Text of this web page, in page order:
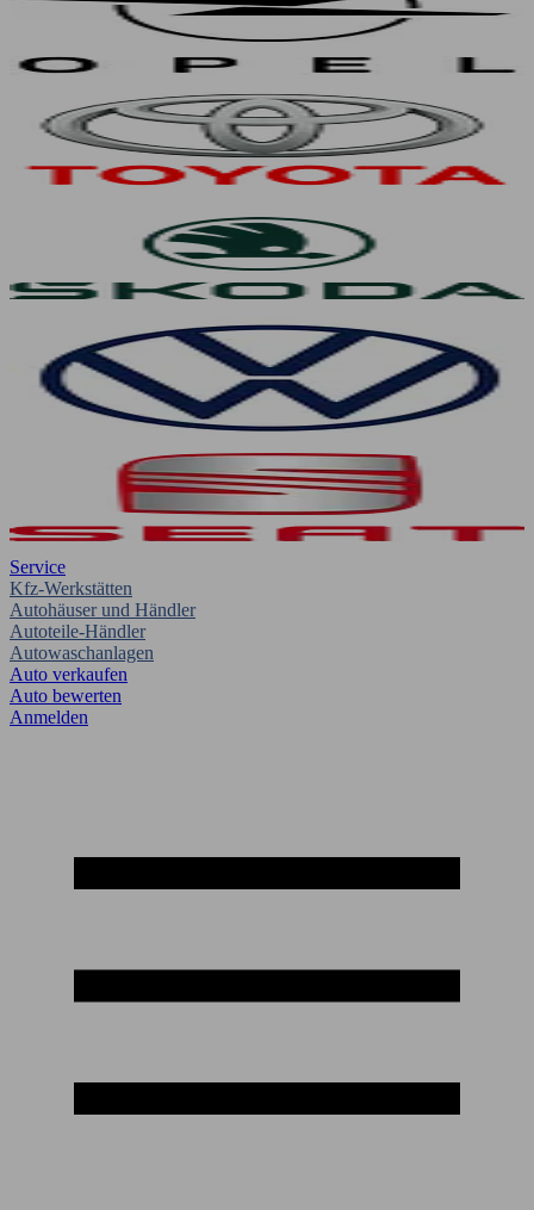
Service
Kfz-Werkstätten
Autohäuser und Händler
Autoteile-Händler
Autowaschanlagen
Auto verkaufen
Auto bewerten
Anmelden